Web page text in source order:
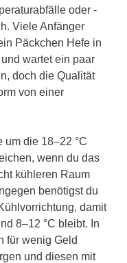
oder -
Viele Anfänger
Päckchen Hefe in
wartet ein paar
doch die Qualität
von einer
um die 18–22 °C
wenn du das
kühleren Raum
benötigst du
damit
8–12 °C bleibt. In
für wenig Geld
und diesen mit